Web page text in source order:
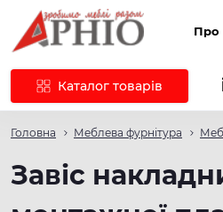
Про
Каталог товарів
Головна Меблева фурнітура
Завіс